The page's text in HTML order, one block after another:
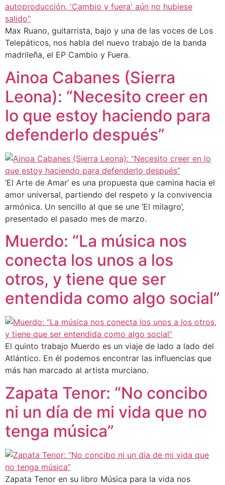
Max Ruano, guitarrista, bajo y una de las voces de Los
Telepáticos, nos habla del nuevo trabajo de la banda
madrileña, el EP Cambio y Fuera.
Ainoa Cabanes (Sierra
Leona): “Necesito creer en
lo que estoy haciendo para
defenderlo después”
‘El Arte de Amar’ es una propuesta que camina hacia el
amor universal, partiendo del respeto y la convivencia
armónica. Un sencillo al que se une ‘El milagro’,
presentado el pasado mes de marzo.
Muerdo: “La música nos
conecta los unos a los
otros, y tiene que ser
entendida como algo social”
El quinto trabajo Muerdo es un viaje de lado a lado del
Atlántico. En él podemos encontrar las influencias que
más han marcado al artista murciano.
Zapata Tenor: “No concibo
ni un día de mi vida que no
tenga música”
Zapata Tenor en su libro Música para la vida nos